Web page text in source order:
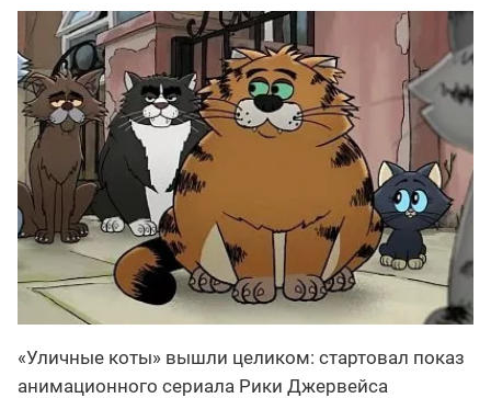
«Уличные коты» вышли целиком: стартовал показ
анимационного сериала Рики Джервейса